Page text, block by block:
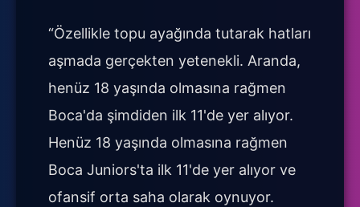
“Özellikle topu ayağında tutarak hatları
aşmada gerçekten yetenekli. Aranda,
henüz 18 yaşında olmasına rağmen
Boca'da şimdiden ilk 11'de yer alıyor.
Henüz 18 yaşında olmasına rağmen
Boca Juniors'ta ilk 11'de yer alıyor ve
ofansif orta saha olarak oynuyor.